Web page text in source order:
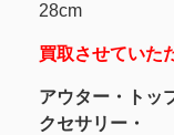
28cm
買取させていた
アウター・トッ
クセサリー・